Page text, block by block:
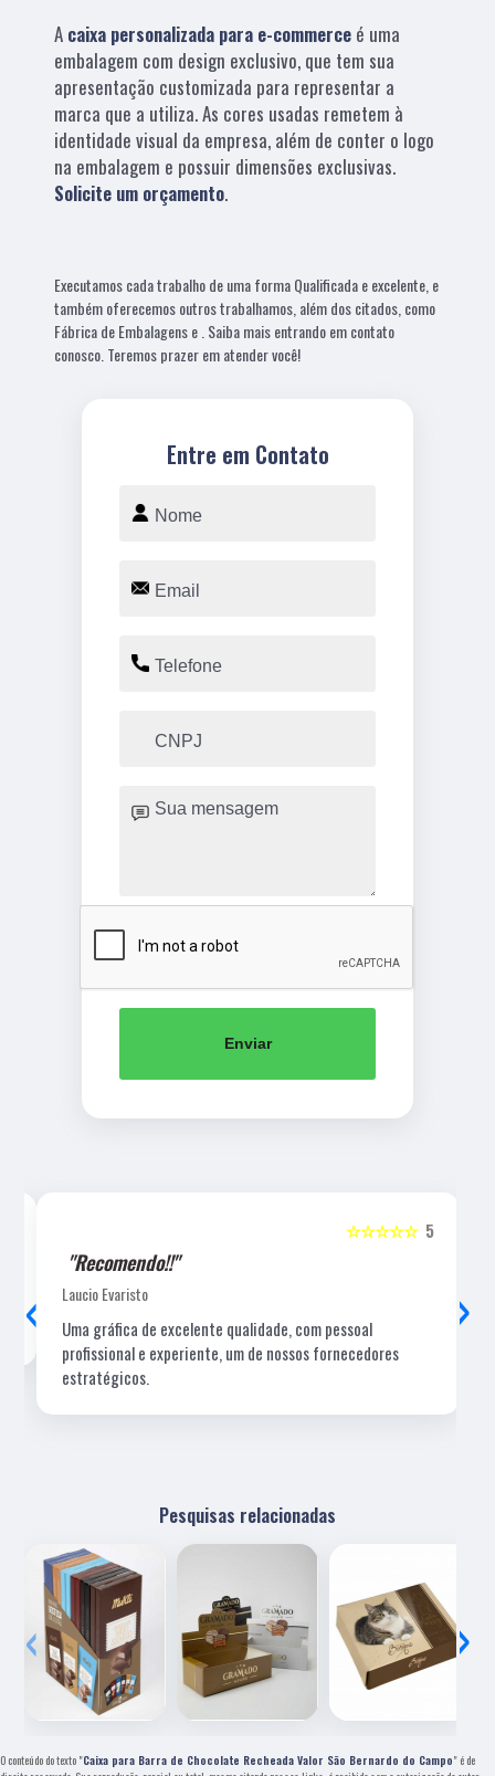
A caixa personalizada para e-commerce é uma
embalagem com design exclusivo, que tem sua
apresentação customizada para representar a
marca que a utiliza. As cores usadas remetem à
identidade visual da empresa, além de conter o logo
na embalagem e possuir dimensões exclusivas.
Solicite um orçamento.
Executamos cada trabalho de uma forma Qualificada e excelente, e
também oferecemos outros trabalhamos, além dos citados, como
Fábrica de Embalagens e . Saiba mais entrando em contato
conosco. Teremos prazer em atender você!
Entre em Contato
Enviar
5
☆☆☆☆☆
"Recomendo!!"
Laucio Evaristo
Uma gráfica de excelente qualidade, com pessoal
profissional e experiente, um de nossos fornecedores
estratégicos.
‹ ›
Pesquisas relacionadas
‹ ›
O conteúdo do texto "Caixa para Barra de Chocolate Recheada Valor São Bernardo do Campo" é de